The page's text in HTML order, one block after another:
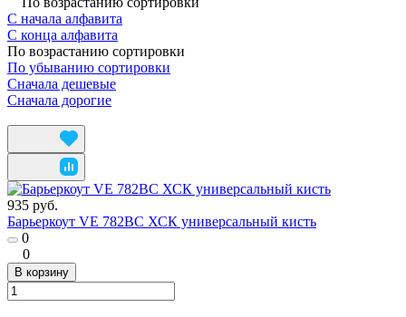
С начала алфавита
С конца алфавита
По возрастанию сортировки
По убыванию сортировки
Сначала дешевые
Сначала дорогие
935 руб.
Барьеркоут VE 782BC ХСК универсальный кисть
0
0
В корзину